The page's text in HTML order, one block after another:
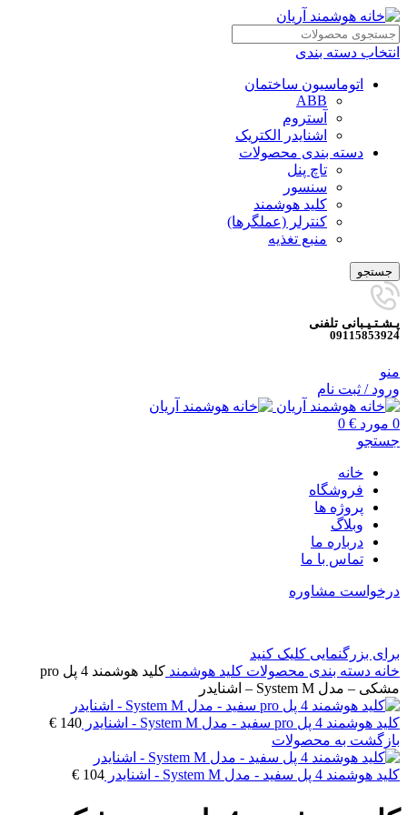
انتخاب دسته بندی
اتوماسیون ساختمان
ABB
آستروم
اشنایدر الکتریک
دسته بندی محصولات
تاچ پنل
سنسور
کلید هوشمند
کنترلر (عملگرها)
منبع تغذیه
جستجو
پـشـتـیـبانی تلفنی
09115853924
منو
ورود / ثبت نام
0 مورد 0 €
جستجو
خانه
فروشگاه
پروژه ها
وبلاگ
درباره ما
تماس با ما
درخواست مشاوره
برای بزرگنمایی کلیک کنید
خانه دسته بندی محصولات کلید هوشمند
کلید هوشمند 4 پل pro
مشکی – مدل System M – اشنایدر
کلید هوشمند 4 پل pro سفید - مدل System M - اشنایدر 140
€
بازگشت به محصولات
کلید هوشمند 4 پل سفید - مدل System M - اشنایدر 104
€